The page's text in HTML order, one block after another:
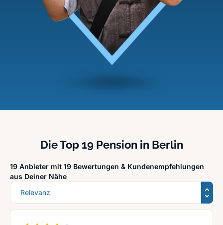
Die Top 19 Pension in Berlin
19 Anbieter mit 19 Bewertungen & Kundenempfehlungen
aus Deiner Nähe
Sortierung